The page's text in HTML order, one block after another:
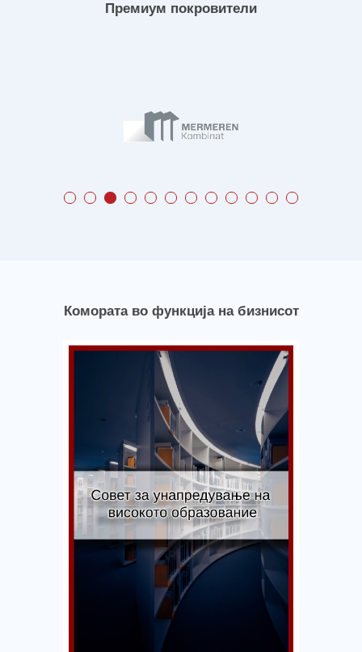
Премиум покровители
Комората во функција на бизнисот